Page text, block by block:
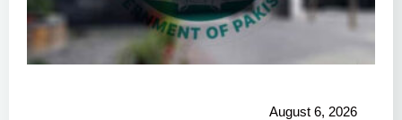
August 6, 2026